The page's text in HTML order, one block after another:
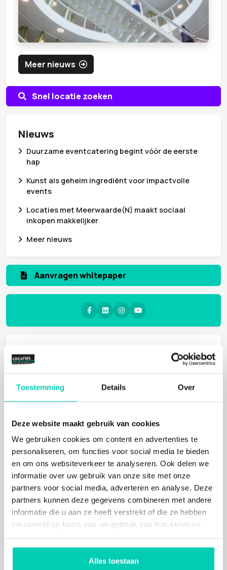
Toestemming Details Over
Deze website maakt gebruik van cookies
We gebruiken cookies om content en advertenties te
personaliseren, om functies voor social media te bieden
en om ons websiteverkeer te analyseren. Ook delen we
informatie over uw gebruik van onze site met onze
partners voor social media, adverteren en analyse. Deze
partners kunnen deze gegevens combineren met andere
informatie die u aan ze heeft verstrekt of die ze hebben
verzameld op basis van uw gebruik van hun services.
Alles toestaan
Snel locatie zoeken
Nieuws
Duurzame eventcatering begint vóór de eerste
hap
Kunst als geheim ingrediënt voor impactvolle
events
Locaties met Meerwaarde(N) maakt sociaal
inkopen makkelijker
Meer nieuws
Aanvragen whitepaper
Zoeken op kaart
Meer nieuws